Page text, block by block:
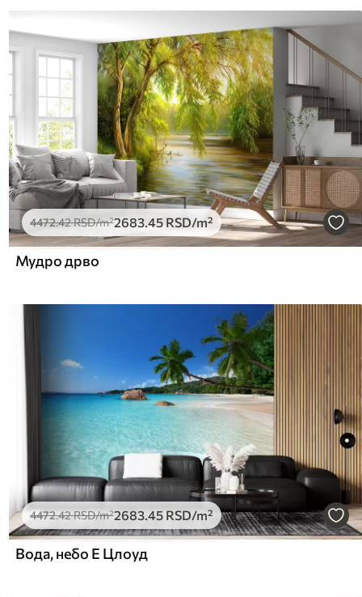
4472.42RSD/m²2683.45 RSD/m²
Мудро дрво
4472.42RSD/m²2683.45 RSD/m²
Вода, небо Е Цлоуд